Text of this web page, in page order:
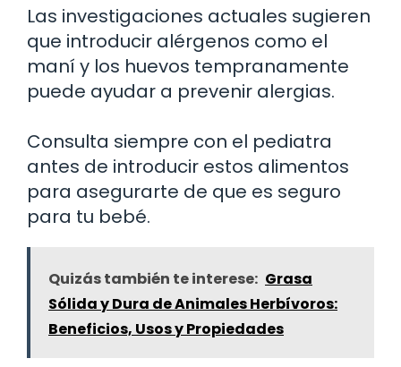
Las investigaciones actuales sugieren
que introducir alérgenos como el
maní y los huevos tempranamente
puede ayudar a prevenir alergias.
Consulta siempre con el pediatra
antes de introducir estos alimentos
para asegurarte de que es seguro
para tu bebé.
Quizás también te interese: Grasa
Sólida y Dura de Animales Herbívoros:
Beneficios, Usos y Propiedades